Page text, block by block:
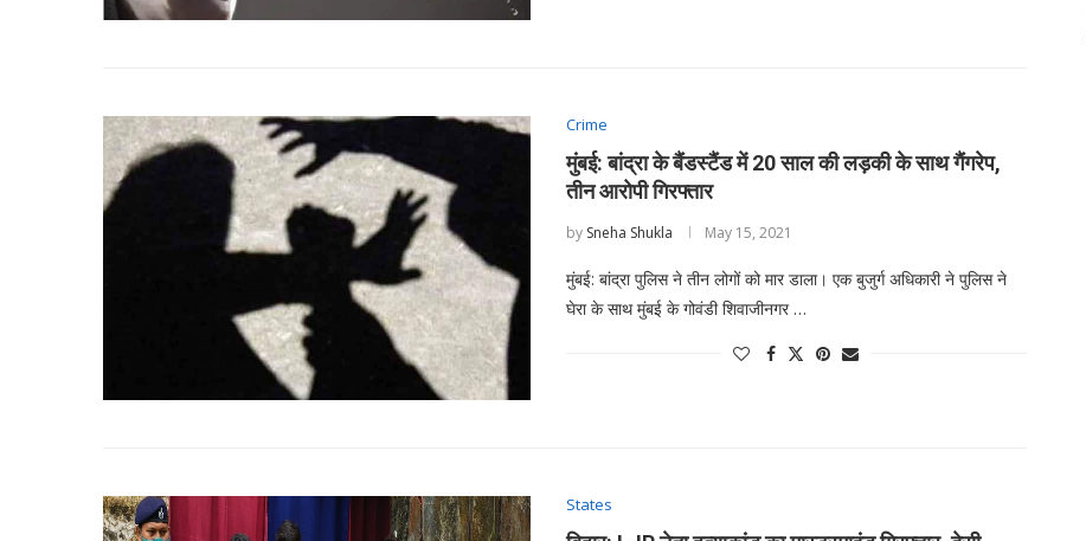
Crime
मुंबई: बांद्रा के बैंडस्टैंड में 20 साल की लड़की के साथ गैंगरेप,
तीन आरोपी गिरफ्तार
by Sneha Shukla May 15, 2021
मुंबई: बांद्रा पुलिस ने तीन लोगों को मार डाला। एक बुजुर्ग अधिकारी ने पुलिस ने
घेरा के साथ मुंबई के गोवंडी शिवाजीनगर …
States